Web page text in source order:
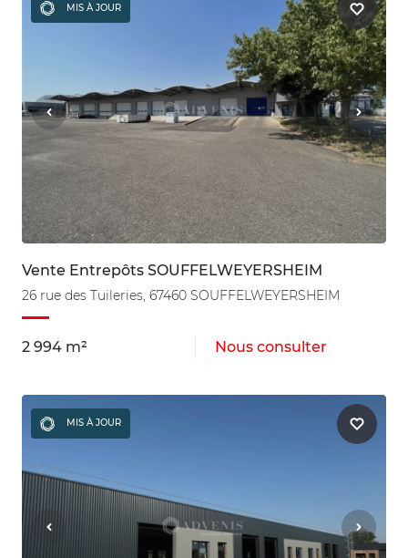
MIS À JOUR
Vente Entrepôts SOUFFELWEYERSHEIM
26 rue des Tuileries, 67460 SOUFFELWEYERSHEIM
2 994 m² Nous consulter
MIS À JOUR